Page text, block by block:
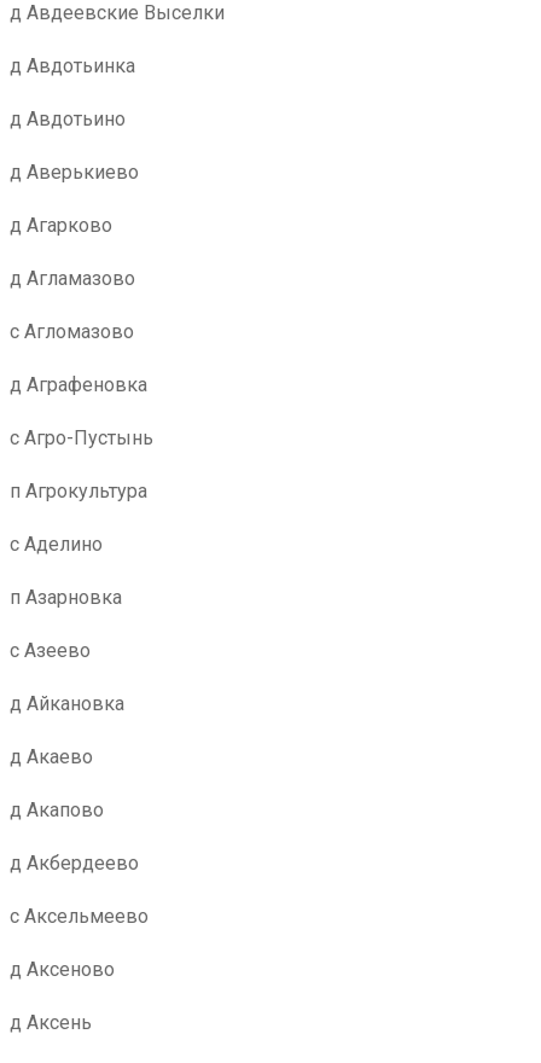
д Авдеевские Выселки
д Авдотьинка
д Авдотьино
д Аверькиево
д Агарково
д Агламазово
с Агломазово
д Аграфеновка
с Агро-Пустынь
п Агрокультура
с Аделино
п Азарновка
с Азеево
д Айкановка
д Акаево
д Акапово
д Акбердеево
с Аксельмеево
д Аксеново
д Аксень